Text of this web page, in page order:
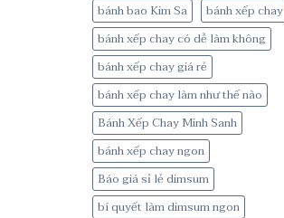
bánh bao Kim Sa
bánh xếp chay
bánh xếp chay có dễ làm không
bánh xếp chay giá rẻ
bánh xếp chay làm như thế nào
Bánh Xếp Chay Minh Sanh
bánh xếp chay ngon
Báo giá sỉ lẻ dimsum
bí quyết làm dimsum ngon